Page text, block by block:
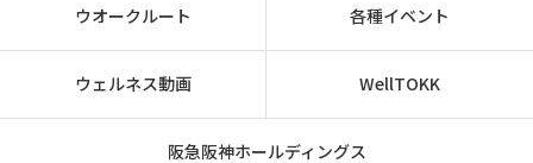
ウオークルート 各種イベント
ウェルネス動画 WellTOKK
阪急阪神ホールディングス